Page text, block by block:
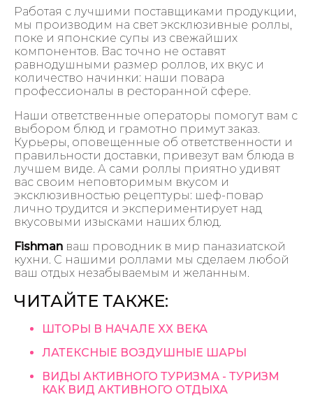
Работая с лучшими поставщиками продукции,
мы производим на свет эксклюзивные роллы,
поке и японские супы из свежайших
компонентов. Вас точно не оставят
равнодушными размер роллов, их вкус и
количество начинки: наши повара
профессионалы в ресторанной сфере.
Наши ответственные операторы помогут вам с
выбором блюд и грамотно примут заказ.
Курьеры, оповещенные об ответственности и
правильности доставки, привезут вам блюда в
лучшем виде. А сами роллы приятно удивят
вас своим неповторимым вкусом и
эксклюзивностью рецептуры: шеф-повар
лично трудится и экспериментирует над
вкусовыми изысками наших блюд.
Fishman ваш проводник в мир паназиатской
кухни. С нашими роллами мы сделаем любой
ваш отдых незабываемым и желанным.
ЧИТАЙТЕ ТАКЖЕ:
ШТОРЫ В НАЧАЛЕ XX ВЕКА
ЛАТЕКСНЫЕ ВОЗДУШНЫЕ ШАРЫ
ВИДЫ АКТИВНОГО ТУРИЗМА - ТУРИЗМ
КАК ВИД АКТИВНОГО ОТДЫХА